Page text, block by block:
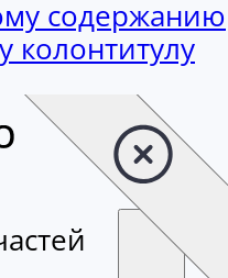
содержанию
колонтитулу